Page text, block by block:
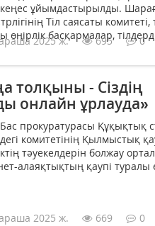
ұйымдастырылды.
Тіл саясаты комитеті,
басқармалар,
2025 ж. 695 0
толқыны - Сіздің
онлайн ұрлауда»
прокуратурасы Құқықтық
комитетінің Қылмыстық
тәуекелдерін болжау
алаяқтықтың қаупі туралы
2025 ж. 669 0